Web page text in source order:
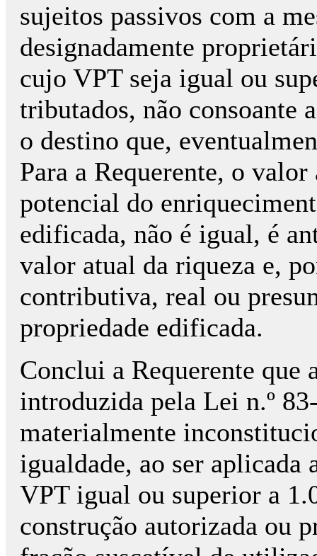
sujeitos passivos com a
designadamente
cujo VPT seja igual ou
tributados, não consoante
o destino que,
Para a Requerente, o
potencial do
edificada, não é igual, é
valor atual da riqueza e,
contributiva, real ou
propriedade edificada.
Conclui a Requerente que
introduzida pela Lei n.º
materialmente
igualdade, ao ser aplicada
VPT igual ou superior a
construção autorizada ou